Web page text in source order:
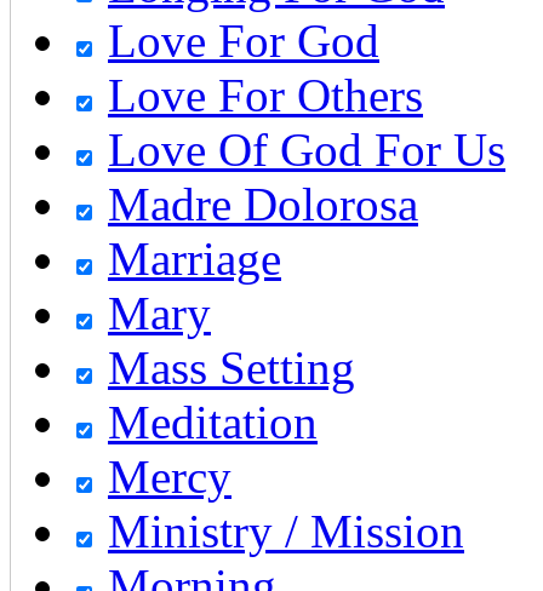
Love For God
Love For Others
Love Of God For Us
Madre Dolorosa
Marriage
Mary
Mass Setting
Meditation
Mercy
Ministry / Mission